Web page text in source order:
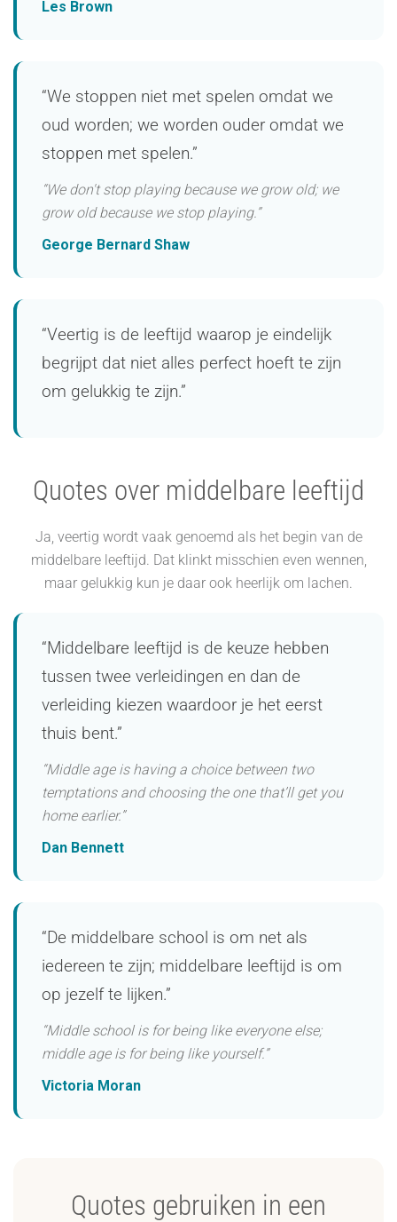
Les Brown
“We stoppen niet met spelen omdat we
oud worden; we worden ouder omdat we
stoppen met spelen.”
“We don't stop playing because we grow old; we
grow old because we stop playing.”
George Bernard Shaw
“Veertig is de leeftijd waarop je eindelijk
begrijpt dat niet alles perfect hoeft te zijn
om gelukkig te zijn.”
Quotes over middelbare leeftijd
Ja, veertig wordt vaak genoemd als het begin van de
middelbare leeftijd. Dat klinkt misschien even wennen,
maar gelukkig kun je daar ook heerlijk om lachen.
“Middelbare leeftijd is de keuze hebben
tussen twee verleidingen en dan de
verleiding kiezen waardoor je het eerst
thuis bent.”
“Middle age is having a choice between two
temptations and choosing the one that’ll get you
home earlier.”
Dan Bennett
“De middelbare school is om net als
iedereen te zijn; middelbare leeftijd is om
op jezelf te lijken.”
“Middle school is for being like everyone else;
middle age is for being like yourself.”
Victoria Moran
Quotes gebruiken in een